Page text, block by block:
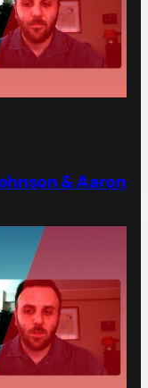
& Aaron